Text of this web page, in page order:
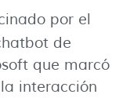
por el
de
que marcó
interacción